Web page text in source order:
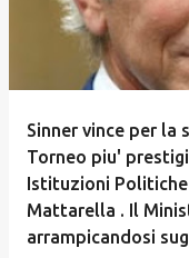
Sinner vince per la
Torneo piu'
Istituzioni
Mattarella . Il
arrampicandosi